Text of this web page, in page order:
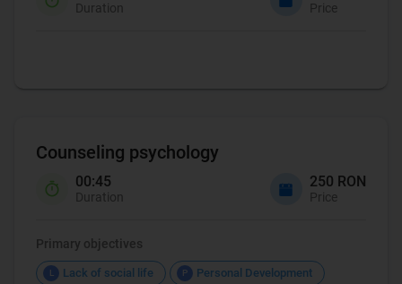
Duration Price
Counseling psychology
00:45
Duration
250 RON
Price
Primary objectives
L Lack of social life P Personal Development